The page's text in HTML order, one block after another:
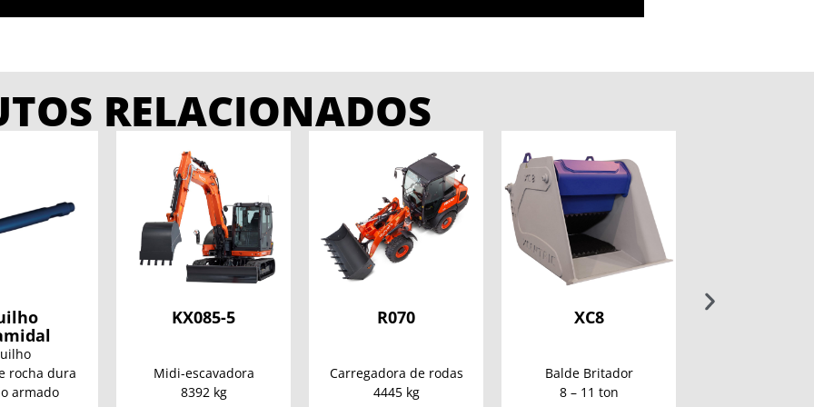
RELACIONADOS
rocha dura
armado
KX085-5
Midi-escavadora
8392 kg
R070
Carregadora de rodas
4445 kg
XC8
Balde Britador
8 – 11 ton